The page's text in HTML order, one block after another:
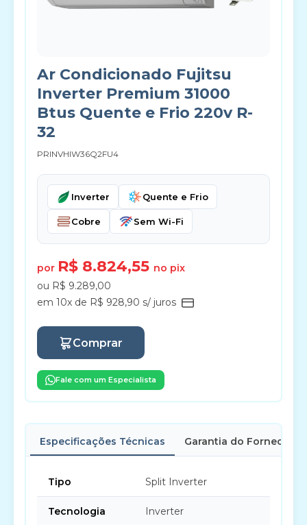
Ar Condicionado Fujitsu
Inverter Premium 31000
Btus Quente e Frio 220v R-
32
PRINVHIW36Q2FU4
Inverter Quente e Frio
Cobre Sem Wi-Fi
por R$ 8.824,55 no pix
ou R$ 9.289,00
em 10x de R$ 928,90 s/ juros
Comprar
Fale com um Especialista
Especificações Técnicas Garantia do Fornecedor
Tipo Split Inverter
Tecnologia Inverter